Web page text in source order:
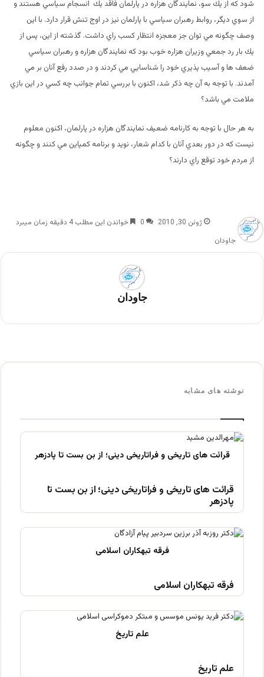
شود كه از يك سو، نمايندگان هزاره در پارلمان فاقد يك انسجام سياسي هستند و
از سوي ديگر، روابط رهبران سياسي با پارلمان نيز در اوج تنش قرار دارد. با اين
وصف چگونه مي توان جز معجزه انتظار كسب راي داشت. گذشته از اين، پس از
يك بار رد جمعي وزيران هزاره خوب بود كه نمايندگان هزاره و رهبران سياسي
ضعف ها و آسيب پذيري خود را شناسايي مي كردند و در صدد رفع آنان بر مي
آمدند. با توجه به آن چه ذكر شد، اكنون با بررسي تمام جوانب چه كسي در اين بازي
ملامت مي باشد؟
به هر حال با توجه به كارنامه ضعيف نمايندگان هزاره در پارلمان، اكنون معلوم
نيست كه در دور بعدي آنان با كدام شعار، نويد و برنامه كمپاين مي كنند و چگونه
از مردم خود توقع راي دارند؟
جاودان
ژوئن 30, 2010 0 خواندن این مطلب 4 دقیقه زمان میبرد
جاودان
نوشته های مشابه
قرائت های تاریخی و فراتاریخی دینی؛ از بن بست تا
پادزهر
فرقه تبهکاران اسلامی
علم تاریخ